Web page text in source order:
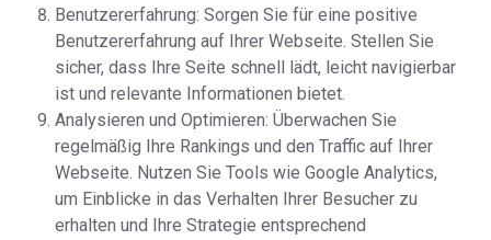
Benutzererfahrung: Sorgen Sie für eine positive
Benutzererfahrung auf Ihrer Webseite. Stellen Sie
sicher, dass Ihre Seite schnell lädt, leicht navigierbar
ist und relevante Informationen bietet.
Analysieren und Optimieren: Überwachen Sie
regelmäßig Ihre Rankings und den Traffic auf Ihrer
Webseite. Nutzen Sie Tools wie Google Analytics,
um Einblicke in das Verhalten Ihrer Besucher zu
erhalten und Ihre Strategie entsprechend